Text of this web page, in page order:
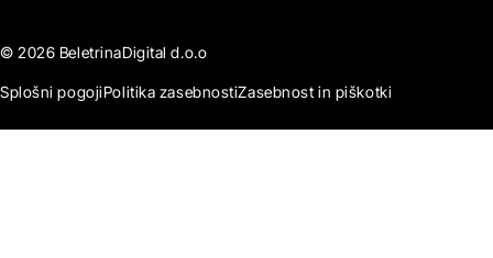
© 2026 BeletrinaDigital d.o.o
Splošni pogojiPolitika zasebnostiZasebnost in piškotki